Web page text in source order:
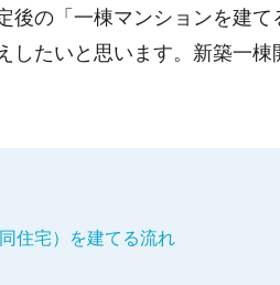
後の「一棟マンションを建
したいと思います。新築一
住宅）を建てる流れ